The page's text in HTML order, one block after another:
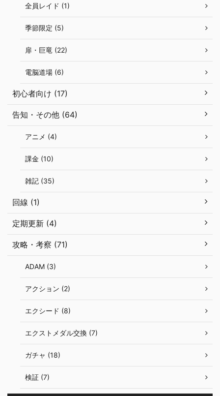
全員レイド (1)
季節限定 (5)
扉・巨竜 (22)
電脳道場 (6)
初心者向け (17)
告知・その他 (64)
アニメ (4)
課金 (10)
雑記 (35)
回線 (1)
定期更新 (4)
攻略・考察 (71)
ADAM (3)
アクション (2)
エクシード (8)
エクストメダル交換 (7)
ガチャ (18)
検証 (7)